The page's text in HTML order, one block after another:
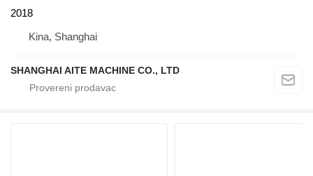
2018
Kina, Shanghai
SHANGHAI AITE MACHINE CO., LTD